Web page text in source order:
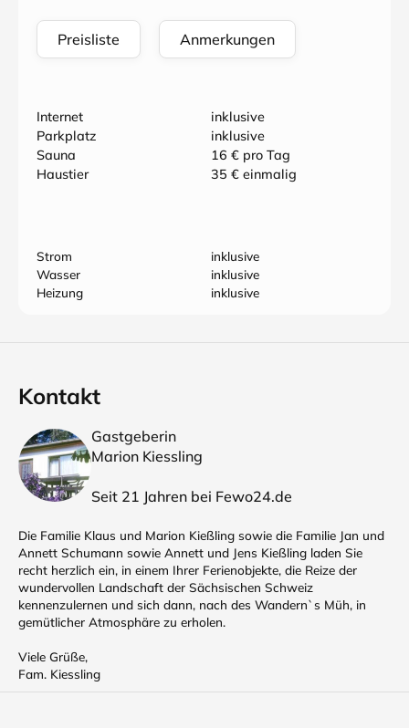
Preisliste Anmerkungen
Internet
inklusive
Parkplatz
inklusive
Sauna
16 € pro Tag
Haustier
35 € einmalig
Strom
inklusive
Wasser
inklusive
Heizung
inklusive
Kontakt
Gastgeberin
Marion Kiessling
Seit 21 Jahren bei Fewo24.de
Die Familie Klaus und Marion Kießling sowie die Familie Jan und
Annett Schumann sowie Annett und Jens Kießling laden Sie
recht herzlich ein, in einem Ihrer Ferienobjekte, die Reize der
wundervollen Landschaft der Sächsischen Schweiz
kennenzulernen und sich dann, nach des Wandern`s Müh, in
gemütlicher Atmosphäre zu erholen.
Viele Grüße,
Fam. Kiessling